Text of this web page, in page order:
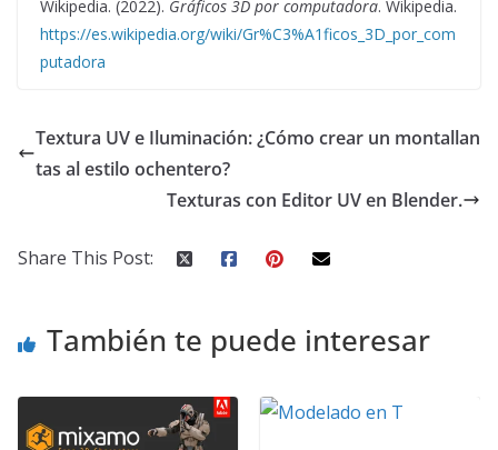
Wikipedia. (2022). Gráficos 3D por computadora. Wikipedia.
https://es.wikipedia.org/wiki/Gr%C3%A1ficos_3D_por_com
putadora
Textura UV e Iluminación: ¿Cómo crear un montallan
tas al estilo ochentero?
Texturas con Editor UV en Blender.
Share This Post:
También te puede interesar